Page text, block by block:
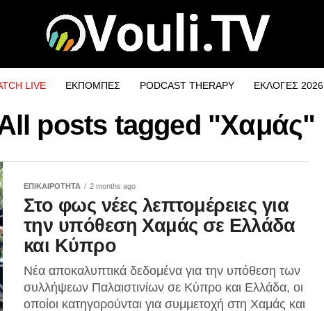
LIVE ΕΚΠΟΜΠΕΣ PODCAST THERAPY ΕΚΛΟΓΕΣ 2026
posts tagged "Χαμάς"
ΕΠΙΚΑΙΡΟΤΗΤΑ 2 months ago
Στο φως νέες λεπτομέρειες για
την υπόθεση Χαμάς σε Ελλάδα
και Κύπρο
Νέα αποκαλυπτικά δεδομένα για την υπόθεση των
συλλήψεων Παλαιστινίων σε Κύπρο και Ελλάδα, οι
οποίοι κατηγορούνται για συμμετοχή στη Χαμάς και